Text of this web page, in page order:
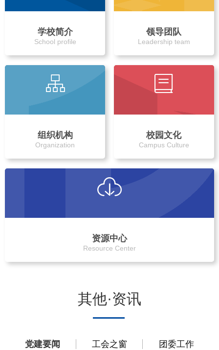
学校简介
School profile
领导团队
Leadership team
组织机构
Organization
校园文化
Campus Culture
资源中心
Resource Center
其他·资讯
党建要闻 工会之窗 团委工作